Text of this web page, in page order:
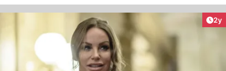
2y